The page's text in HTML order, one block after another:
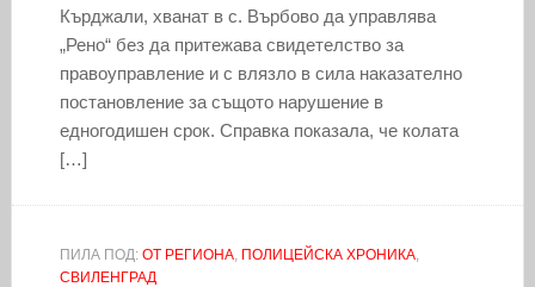
Кърджали, хванат в с. Върбово да управлява
„Рено“ без да притежава свидетелство за
правоуправление и с влязло в сила наказателно
постановление за същото нарушение в
едногодишен срок. Справка показала, че колата
[…]
ПИЛА ПОД: ОТ РЕГИОНА, ПОЛИЦЕЙСКА ХРОНИКА,
СВИЛЕНГРАД